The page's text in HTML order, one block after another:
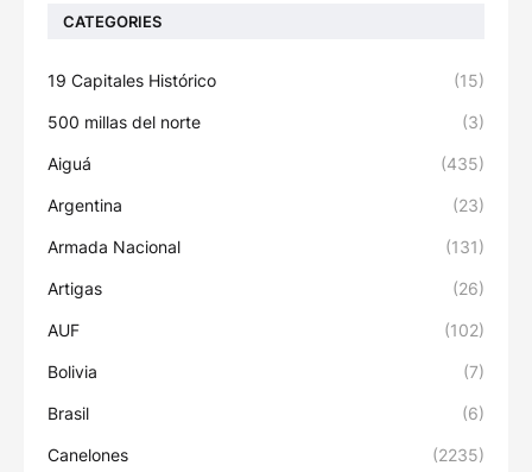
CATEGORIES
19 Capitales Histórico (15)
500 millas del norte (3)
Aiguá (435)
Argentina (23)
Armada Nacional (131)
Artigas (26)
AUF (102)
Bolivia (7)
Brasil (6)
Canelones (2235)